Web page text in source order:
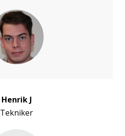
Henrik J
Tekniker